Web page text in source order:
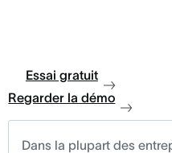
Essai gratuit
Regarder la démo
Dans la plupart des